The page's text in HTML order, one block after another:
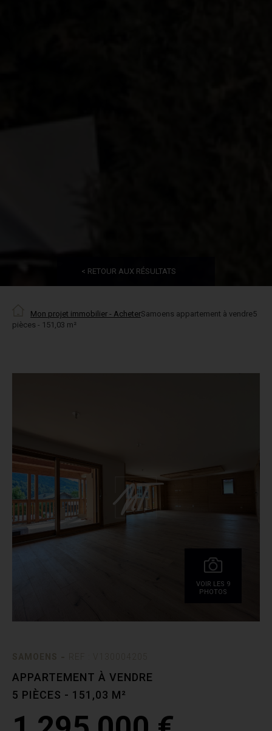
< RETOUR AUX RÉSULTATS
Mon projet immobilier - AcheterSamoens appartement à vendre5
pièces - 151,03 m²
VOIR LES 9
PHOTOS
APPARTEMENT À VENDRE
5 PIÈCES - 151,03 M²